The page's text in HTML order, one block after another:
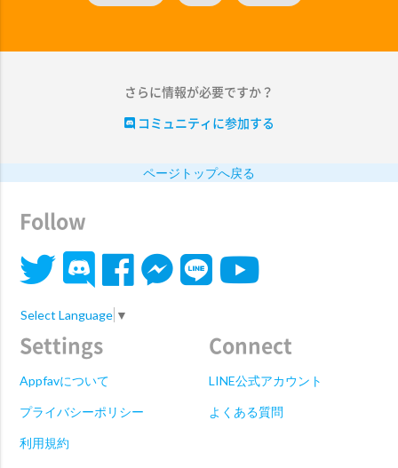
さらに情報が必要ですか？
コミュニティに参加する
ページトップへ戻る
Follow
Select Language ▼
Settings
Appfavについて
プライバシーポリシー
利用規約
Connect
LINE公式アカウント
よくある質問